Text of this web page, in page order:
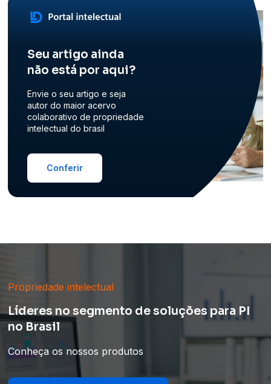
Seu artigo ainda
não está por aqui?
Envie o seu artigo e seja
autor do maior acervo
colaborativo de propriedade
intelectual do brasil
Conferir
Propriedade intelectual
Líderes no segmento de soluções para PI
no Brasil
Conheça os nossos produtos